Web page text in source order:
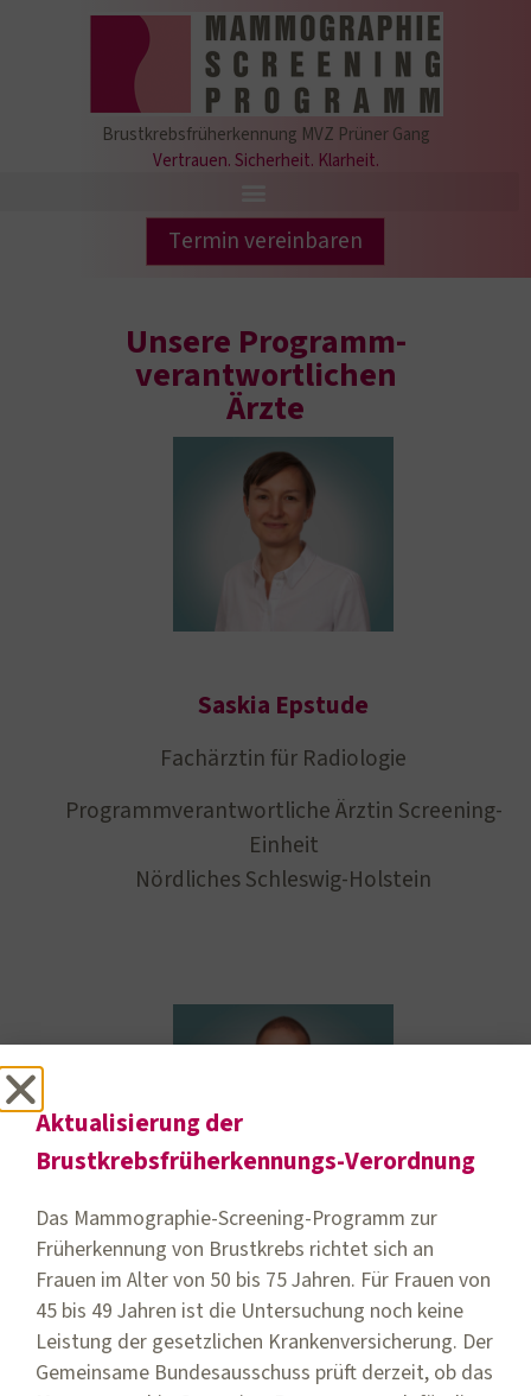
Brustkrebsfrüherkennung MVZ Prüner Gang
Vertrauen. Sicherheit. Klarheit.
Termin vereinbaren
Unsere Programm-
verantwortlichen
Ärzte
Saskia Epstude
Fachärztin für Radiologie
Programmverantwortliche Ärztin Screening-
Einheit
Nördliches Schleswig-Holstein
Dr. med. Daniel Winter
Facharzt für Gynäkologie und Geburtshilfe
(spezielle Mammadiagnostik)
Aktualisierung der
Brustkrebsfrüherkennungs-Verordnung
Das Mammographie-Screening-Programm zur
Früherkennung von Brustkrebs richtet sich an
Frauen im Alter von 50 bis 75 Jahren. Für Frauen von
45 bis 49 Jahren ist die Untersuchung noch keine
Leistung der gesetzlichen Krankenversicherung. Der
Gemeinsame Bundesausschuss prüft derzeit, ob das